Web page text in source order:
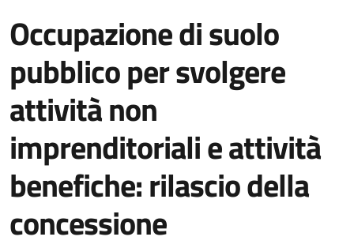
Occupazione di suolo
pubblico per svolgere
attività non
imprenditoriali e attività
benefiche: rilascio della
concessione